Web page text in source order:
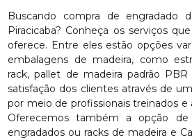
Buscando compra de engradado
Piracicaba? Conheça os serviços
oferece. Entre eles estão opções
embalagens de madeira, como
rack, pallet de madeira padrão
satisfação dos clientes através de
por meio de profissionais treinados
Oferecemos também a opção de
engradados ou racks de madeira e